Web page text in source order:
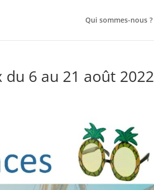
Qui sommes-nous ?
6 au 21 août 2022